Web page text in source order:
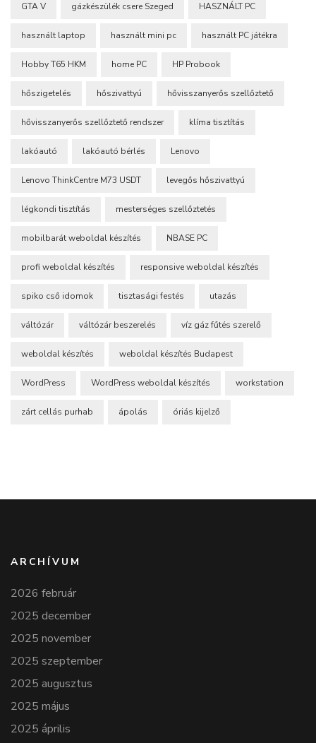
GTA V gázkészülék csere Szeged HASZNÁLT PC
használt laptop használt mini pc használt PC játékra
Hobby T65 HKM home PC HP Probook
hőszigetelés hőszivattyú hővisszanyerős szellőztető
hővisszanyerős szellőztető rendszer klíma tisztítás
lakóautó lakóautó bérlés Lenovo
Lenovo ThinkCentre M73 USDT levegős hőszivattyú
légkondi tisztítás mesterséges szellőztetés
mobilbarát weboldal készítés NBASE PC
profi weboldal készítés responsive weboldal készítés
spiko cső idomok tisztasági festés utazás
váltózár váltózár beszerelés víz gáz fűtés szerelő
weboldal készítés weboldal készítés Budapest
WordPress WordPress weboldal készítés workstation
zárt cellás purhab ápolás óriás kijelző
ARCHÍVUM
2026 február
2025 december
2025 november
2025 szeptember
2025 augusztus
2025 május
2025 április